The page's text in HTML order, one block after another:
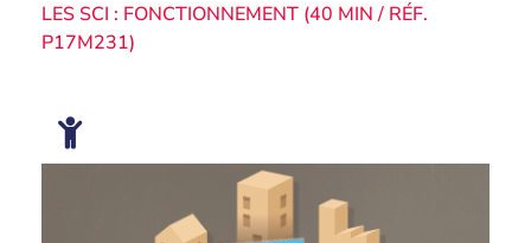
LES SCI : FONCTIONNEMENT (40 MIN / RÉF.
P17M231)